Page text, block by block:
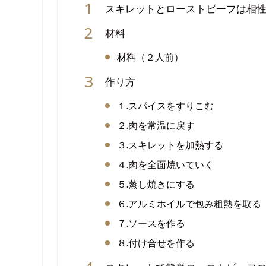
スキレットとローストビーフは相
材料
材料（２人前）
作り方
１.スパイスをすりこむ
２.肉を常温に戻す
３.スキレットを加熱する
４.肉を全面焼いていく
５.蒸し焼きにする
６.アルミホイルで包み粗熱を取る
７.ソースを作る
８.付け合せを作る